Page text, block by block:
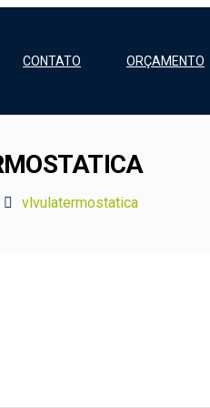
CONTATO ORÇAMENTO
vlvulatermostatica